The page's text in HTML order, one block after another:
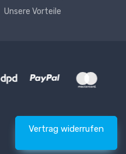
Unsere Vorteile
Vertrag widerrufen